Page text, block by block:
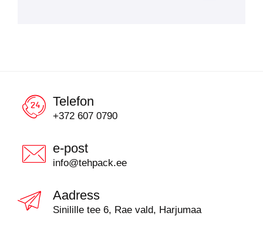
Telefon
+372 607 0790
e-post
info@tehpack.ee
Aadress
Sinilille tee 6, Rae vald, Harjumaa